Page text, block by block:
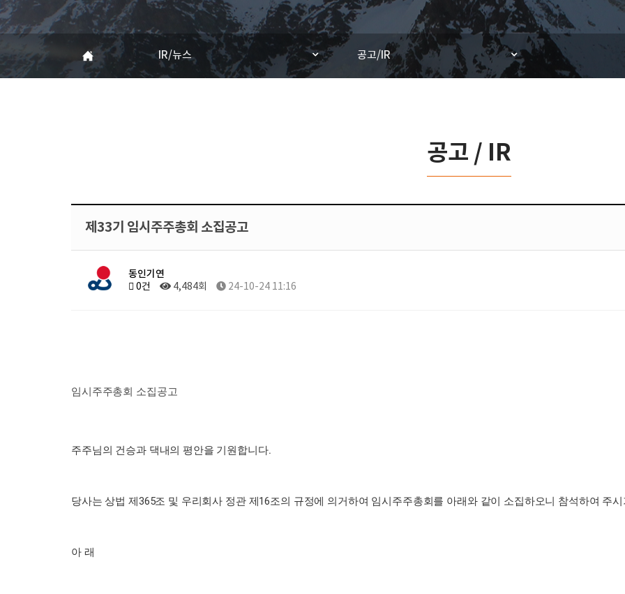
IR/뉴스 공고/IR
공고 / IR
제33기 임시주주총회 소집공고
동인기연
0건 4,484회 24-10-24 11:16
임시주주총회 소집공고
주주님의 건승과 댁내의 평안을 기원합니다.
당사는 상법 제365조 및 우리회사 정관 제16조의 규정에 의거하여 임시주주총회를 아래와 같이 소집하오니 참석하여 주
아 래